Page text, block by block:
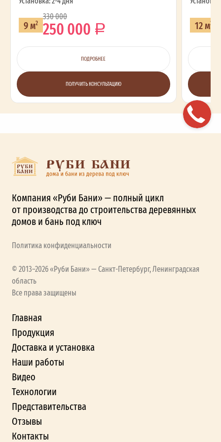
9 м2
330 000
250 000
ПОДРОБНЕЕ
ПОЛУЧИТЬ КОНСУЛЬТАЦИЮ
12 м2
Компания «Руби Бани» — полный цикл
от производства до строительства деревянных
домов и бань под ключ
Политика конфиденциальности
© 2013–2026 «Руби Бани» — Санкт-Петербург, Ленинградская
область
Все права защищены
Главная
Продукция
Доставка и установка
Наши работы
Видео
Технологии
Представительства
Отзывы
Контакты